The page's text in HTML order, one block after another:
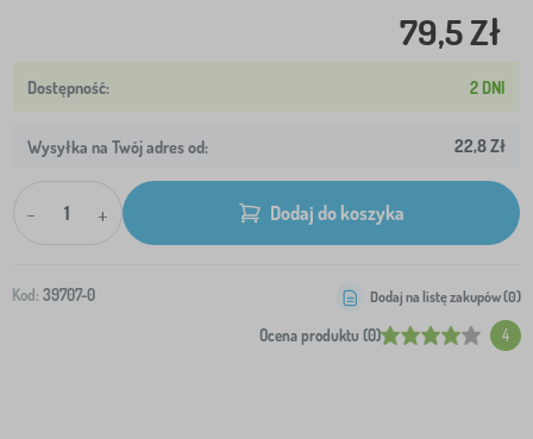
79,5 Zł
2 DNI
Wysyłka na Twój adres od: 22,8 Zł
- + Dodaj do koszyka
Kod: 39707-0
Ocena produktu (0) 4
Dodaj na listę zakupów (0)